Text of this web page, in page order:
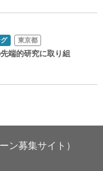
東京都
端的研究に取り組
ン募集サイト）